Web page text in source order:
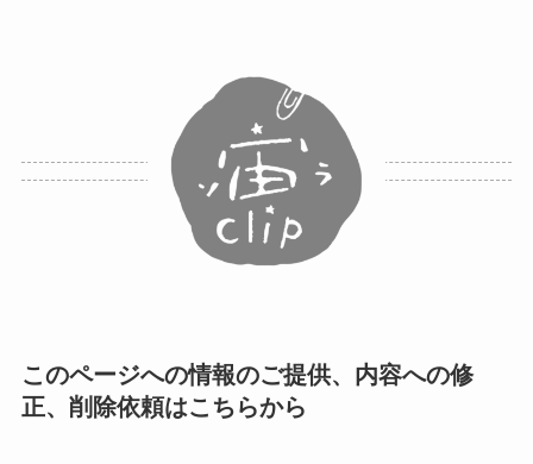
このページへの情報のご提供、内容への修
正、削除依頼はこちらから